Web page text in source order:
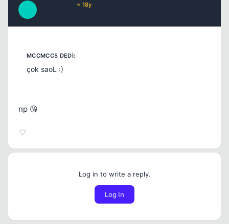
⭐ 18y
çok saoL :)
np 😘
Log in to write a reply.
Log In